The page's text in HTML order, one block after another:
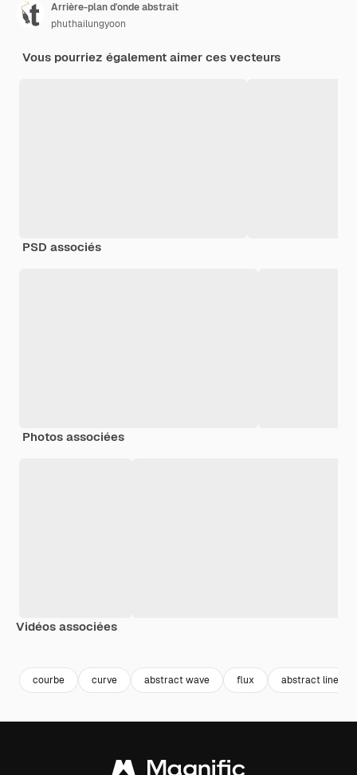
Arrière-plan d'onde abstrait
phuthailungyoon
Vous pourriez également aimer ces vecteurs
PSD associés
Photos associées
Vidéos associées
courbe curve abstract wave flux abstract line